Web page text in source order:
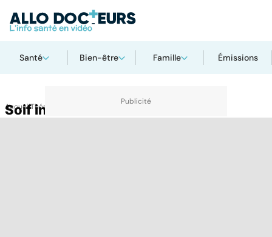
Santé Bien-être Famille Émissions
AccueilThématiques
Soif intense